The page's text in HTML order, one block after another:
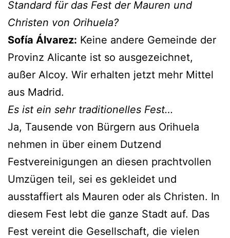
Standard für das Fest der Mauren und
Christen von Orihuela?
Sofía Álvarez: Keine andere Gemeinde der
Provinz Alicante ist so ausgezeichnet,
außer Alcoy. Wir erhalten jetzt mehr Mittel
aus Madrid.
Es ist ein sehr traditionelles Fest…
Ja, Tausende von Bürgern aus Orihuela
nehmen in über einem Dutzend
Festvereinigungen an diesen prachtvollen
Umzügen teil, sei es gekleidet und
ausstaffiert als Mauren oder als Christen. In
diesem Fest lebt die ganze Stadt auf. Das
Fest vereint die Gesellschaft, die vielen